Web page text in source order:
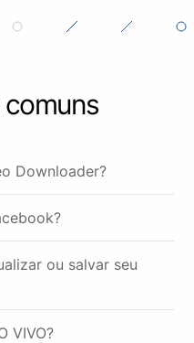
comuns
Downloader?
ou salvar seu
VIVO?